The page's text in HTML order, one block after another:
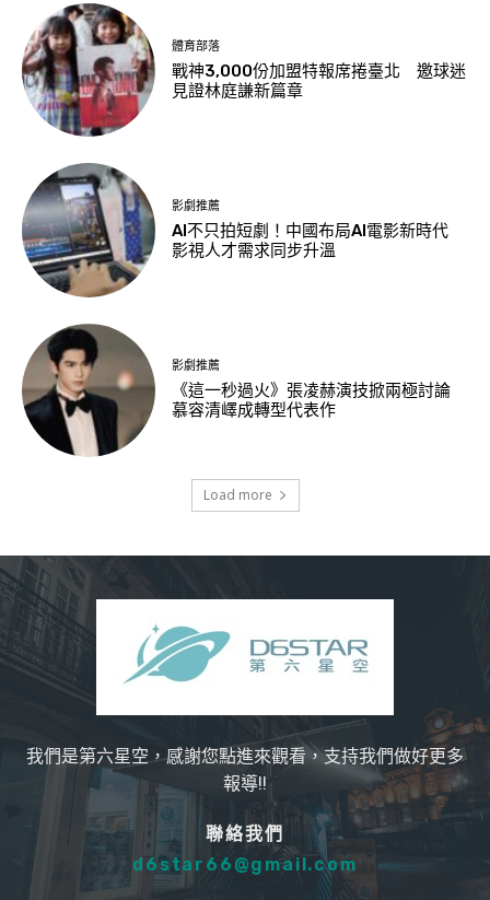
體育部落
戰神3,000份加盟特報席捲臺北 邀球迷
見證林庭謙新篇章
影劇推薦
AI不只拍短劇！中國布局AI電影新時代
影視人才需求同步升溫
影劇推薦
《這一秒過火》張凌赫演技掀兩極討論
慕容清嶧成轉型代表作
Load more
我們是第六星空，感謝您點進來觀看，支持我們做好更多
報導!!
聯絡我們
d6star66@gmail.com